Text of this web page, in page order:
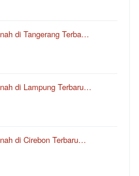
di Tangerang Terba…
di Lampung Terbaru…
di Cirebon Terbaru…